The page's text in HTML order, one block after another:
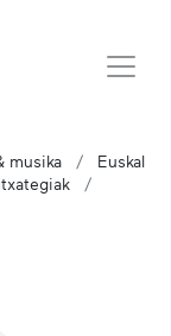
musika
Euskal